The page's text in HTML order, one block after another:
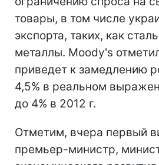
товары, в том числе
экспорта, таких, как
металлы. Moody's
приведет к замедлению
4,5% в реальном
до 4% в 2012 г.
Отметим, вчера первый
премьер-министр,